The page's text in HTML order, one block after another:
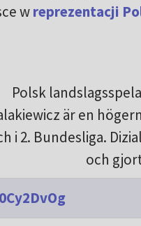
wreprezentacji
Polsk
är en
i 2. Bundesliga.
och